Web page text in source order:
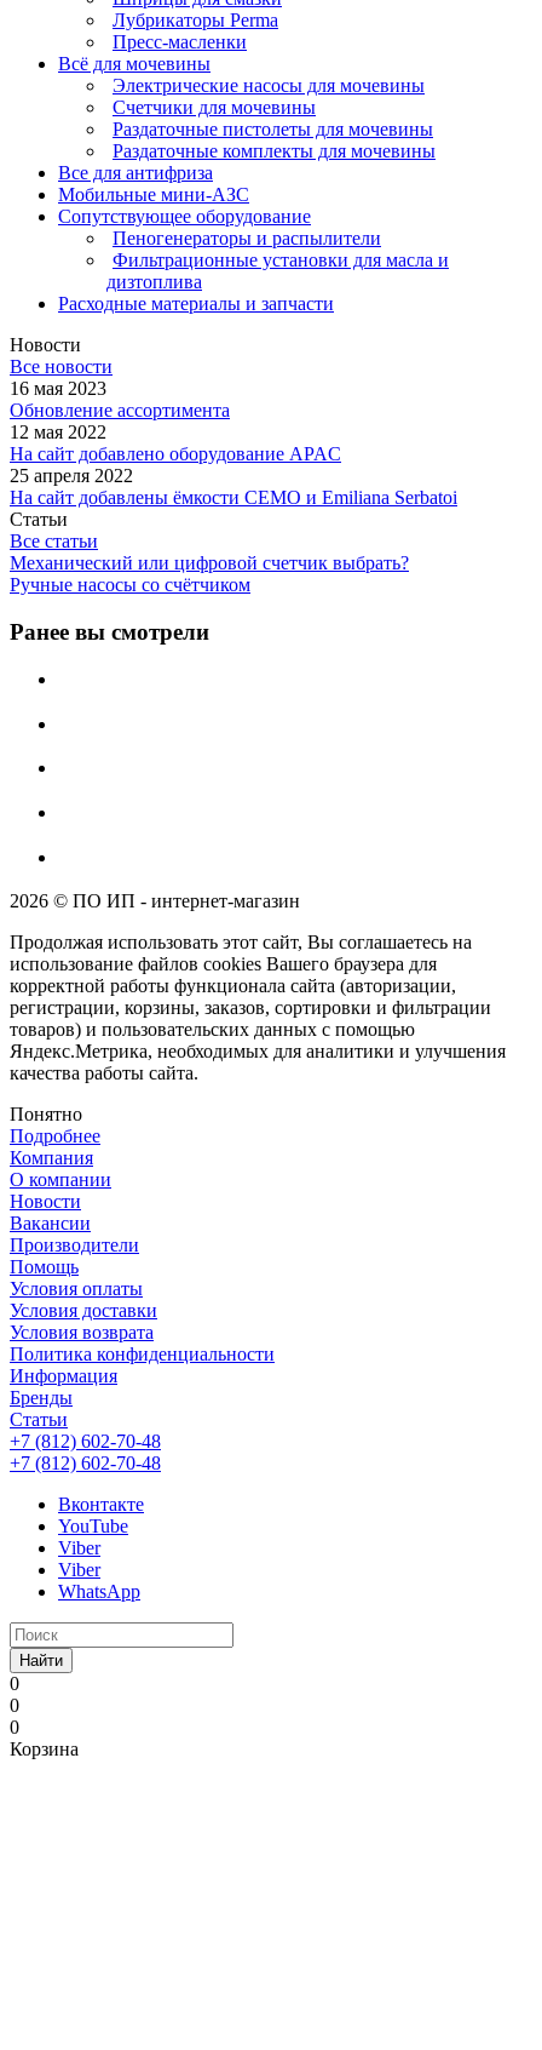
Лубрикаторы Perma
Пресс-масленки
Всё для мочевины
Электрические насосы для мочевины
Счетчики для мочевины
Раздаточные пистолеты для мочевины
Раздаточные комплекты для мочевины
Все для антифриза
Мобильные мини-АЗС
Сопутствующее оборудование
Пеногенераторы и распылители
Фильтрационные установки для масла и
дизтоплива
Расходные материалы и запчасти
Новости
Все новости
16 мая 2023
Обновление ассортимента
12 мая 2022
На сайт добавлено оборудование APAC
25 апреля 2022
На сайт добавлены ёмкости CEMO и Emiliana Serbatoi
Статьи
Все статьи
Механический или цифровой счетчик выбрать?
Ручные насосы со счётчиком
Ранее вы смотрели
2026 © ПО ИП - интернет-магазин
Продолжая использовать этот сайт, Вы соглашаетесь на
использование файлов cookies Вашего браузера для
корректной работы функционала сайта (авторизации,
регистрации, корзины, заказов, сортировки и фильтрации
товаров) и пользовательских данных с помощью
Яндекс.Метрика, необходимых для аналитики и улучшения
качества работы сайта.
Понятно
Подробнее
Компания
О компании
Новости
Вакансии
Производители
Помощь
Условия оплаты
Условия доставки
Условия возврата
Политика конфиденциальности
Информация
Бренды
Статьи
+7 (812) 602-70-48
+7 (812) 602-70-48
Вконтакте
YouTube
Viber
Viber
WhatsApp
Найти
0
0
0
Корзина